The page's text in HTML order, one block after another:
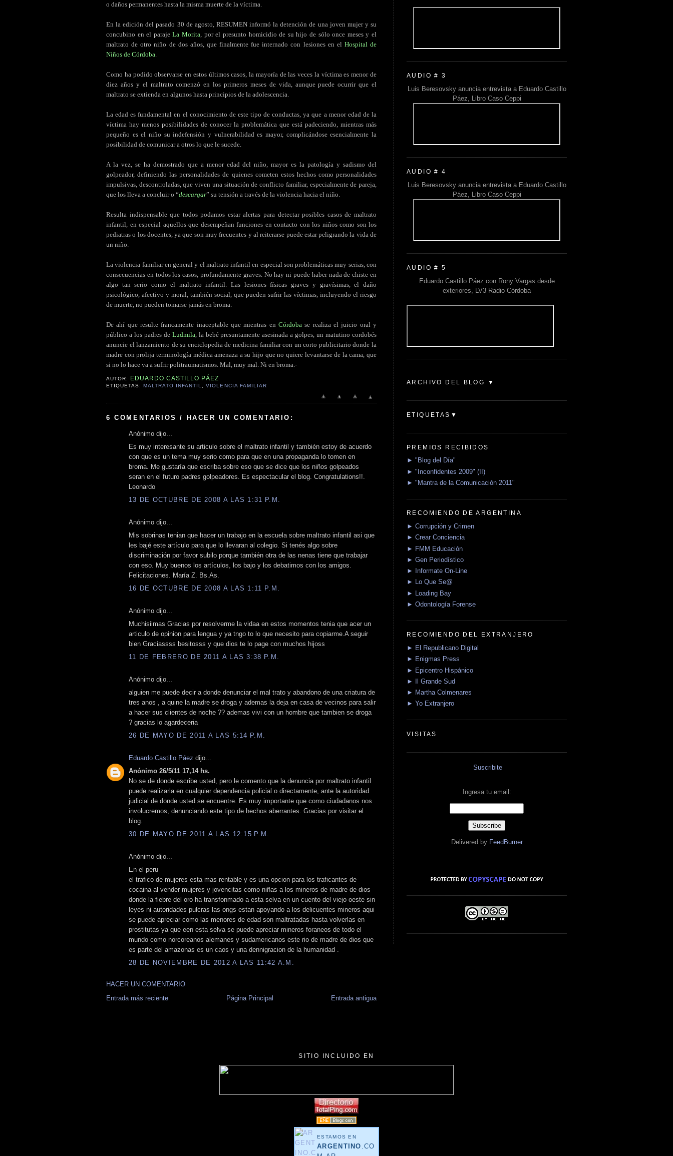
o daños permanentes hasta la misma muerte de la víctima.
En la edición del pasado 30 de agosto, RESUMEN informó la detención de una joven mujer y su
concubino en el parajeLa Morita, por el presunto homicidio de su hijo de sólo once meses y el
maltrato de otro niño de dos años, que finalmente fue internado con lesiones en el Hospital de
Niños de Córdoba.
Como ha podido observarse en estos últimos casos, la mayoría de las veces la víctima es menor de
diez años y el maltrato comenzó en los primeros meses de vida, aunque puede ocurrir que el
maltrato se extienda en algunos hasta principios de la adolescencia.
La edad es fundamental en el conocimiento de este tipo de conductas, ya que a menor edad de la
víctima hay menos posibilidades de conocer la problemática que está padeciendo, mientras más
pequeño es el niño su indefensión y vulnerabilidad es mayor, complicándose esencialmente la
posibilidad de comunicar a otros lo que le sucede.
A la vez, se ha demostrado que a menor edad del niño, mayor es la patología y sadismo del
golpeador, definiendo las personalidades de quienes cometen estos hechos como personalidades
impulsivas, descontroladas, que viven una situación de conflicto familiar, especialmente de pareja,
que los lleva a concluir o “descargar” su tensión a través de la violencia hacia el niño.
Resulta indispensable que todos podamos estar alertas para detectar posibles casos de maltrato
infantil, en especial aquellos que desempeñan funciones en contacto con los niños como son los
pediatras o los docentes, ya que son muy frecuentes y al reiterarse puede estar peligrando la vida de
un niño.
La violencia familiar en general y el maltrato infantil en especial son problemáticas muy serias, con
consecuencias en todos los casos, profundamente graves. No hay ni puede haber nada de chiste en
algo tan serio como el maltrato infantil. Las lesiones físicas graves y gravísimas, el daño
psicológico, afectivo y moral, también social, que pueden sufrir las víctimas, incluyendo el riesgo
de muerte, no pueden tomarse jamás en broma.
De ahí que resulte francamente inaceptable que mientras en Córdoba se realiza el juicio oral y
público a los padres de Ludmila, la bebé presuntamente asesinada a golpes, un matutino cordobés
anuncie el lanzamiento de su enciclopedia de medicina familiar con un corto publicitario donde la
madre con prolija terminología médica amenaza a su hijo que no quiere levantarse de la cama, que
si no lo hace va a sufrir politraumatismos. Mal, muy mal. Ni en broma.-
AUTOR: EDUARDO CASTILLO PÁEZ
ETIQUETAS:MALTRATO INFANTIL ,VIOLENCIA FAMILIAR
6 COMENTARIOS / HACER UN COMENTARIO:
Anónimo dijo...
Es muy interesante su articulo sobre el maltrato infantil y también estoy de acuerdo
con que es un tema muy serio como para que en una propaganda lo tomen en
broma. Me gustaría que escriba sobre eso que se dice que los niños golpeados
seran en el futuro padres golpeadores. Es espectacular el blog. Congratulations!!.
Leonardo
13 DE OCTUBRE DE 2008 A LAS 1:31 P.M.
Anónimo dijo...
Mis sobrinas tenian que hacer un trabajo en la escuela sobre maltrato infantil asi que
les bajé este artículo para que lo llevaran al colegio. Si tenés algo sobre
discriminación por favor subilo porque también otra de las nenas tiene que trabajar
con eso. Muy buenos los artículos, los bajo y los debatimos con los amigos.
Felicitaciones. María Z. Bs.As.
16 DE OCTUBRE DE 2008 A LAS 1:11 P.M.
Anónimo dijo...
Muchisiimas Gracias por resolverme la vidaa en estos momentos tenia que acer un
articulo de opinion para lengua y ya tngo to lo que necesito para copiarme.A seguir
bien Graciassss besitosss y que dios te lo page con muchos hijoss
11 DE FEBRERO DE 2011 A LAS 3:38 P.M.
Anónimo dijo...
alguien me puede decir a donde denunciar el mal trato y abandono de una criatura de
tres anos , a quine la madre se droga y ademas la deja en casa de vecinos para salir
a hacer sus clientes de noche ?? ademas vivi con un hombre que tambien se droga
? gracias lo agardeceria
26 DE MAYO DE 2011 A LAS 5:14 P.M.
Eduardo Castillo Páez dijo...
Anónimo 26/5/11 17,14 hs.
No se de donde escribe usted, pero le comento que la denuncia por maltrato infantil
puede realizarla en cualquier dependencia policial o directamente, ante la autoridad
judicial de donde usted se encuentre. Es muy importante que como ciudadanos nos
involucremos, denunciando este tipo de hechos aberrantes. Gracias por visitar el
blog.
30 DE MAYO DE 2011 A LAS 12:15 P.M.
Anónimo dijo...
En el peru
el trafico de mujeres esta mas rentable y es una opcion para los traficantes de
cocaina al vender mujeres y jovencitas como niñas a los mineros de madre de dios
donde la fiebre del oro ha transfonmado a esta selva en un cuento del viejo oeste sin
leyes ni autoridades pulcras las ongs estan apoyando a los delicuentes mineros aqui
se puede apreciar como las menores de edad son maltratadas hasta volverlas en
prostitutas ya que een esta selva se puede apreciar mineros foraneos de todo el
mundo como norcoreanos alemanes y sudamericanos este rio de madre de dios que
es parte del amazonas es un caos y una dennigracion de la humanidad .
28 DE NOVIEMBRE DE 2012 A LAS 11:42 A.M.
HACER UN COMENTARIO
Entrada más reciente
Entrada antigua
Página Principal
AUDIO # 3
Luis Beresovsky anuncia entrevista a Eduardo Castillo
Páez, Libro Caso Ceppi
AUDIO # 4
Luis Beresovsky anuncia entrevista a Eduardo Castillo
Páez, Libro Caso Ceppi
AUDIO # 5
Eduardo Castillo Páez con Rony Vargas desde
exteriores, LV3 Radio Córdoba
ARCHIVO DEL BLOG ▼
ETIQUETAS▼
PREMIOS RECIBIDOS
► "Blog del Día"
► "Inconfidentes 2009" (II)
► "Mantra de la Comunicación 2011"
RECOMIENDO DE ARGENTINA
► Corrupción y Crimen
► Crear Conciencia
► FMM Educación
► Gen Periodístico
► Informate On-Line
► Lo Que Se@
► Loading Bay
► Odontología Forense
RECOMIENDO DEL EXTRANJERO
► El Republicano Digital
► Enigmas Press
► Epicentro Hispánico
► Il Grande Sud
► Martha Colmenares
► Yo Extranjero
VISITAS
Suscribite
Ingresa tu email:
Delivered by FeedBurner
SITIO INCLUIDO EN
ESTAMOS EN
ARGENTINO .CO